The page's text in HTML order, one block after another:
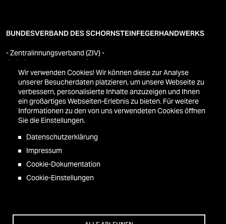
Wir verwenden Cookies! Wir können diese zur Analyse
unserer Besucherdaten platzieren, um unsere Webseite zu
verbessern, personalisierte Inhalte anzuzeigen und Ihnen
ein großartiges Webseiten-Erlebnis zu bieten. Für weitere
Informationen zu den von uns verwendeten Cookies öffnen
Sie die Einstellungen.
Datenschutzerklärung
Impressum
Cookie-Dokumentation
Cookie-Einstellungen
BUNDESVERBAND DES SCHORNSTEINFEGERHANDWERKS
- Zentralinnungsverband (ZIV) -
(juristische Person des privaten Rechts)
Westerwaldstraße 6
53757 Sankt Augustin
Telefon 02241 3407-0
Datenschutz
Impressum
Kontakt
Routenplaner